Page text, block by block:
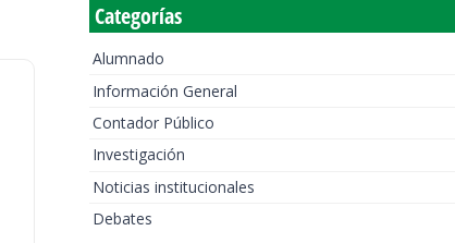
Categorías
Alumnado
Información General
Contador Público
Investigación
Noticias institucionales
Debates